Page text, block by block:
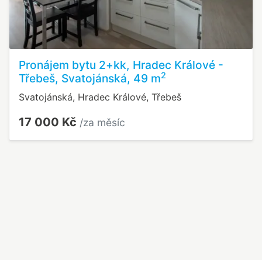
Pronájem bytu 2+kk, Hradec Králové -
Třebeš, Svatojánská, 49 m2
Svatojánská, Hradec Králové, Třebeš
17 000 Kč /za měsíc